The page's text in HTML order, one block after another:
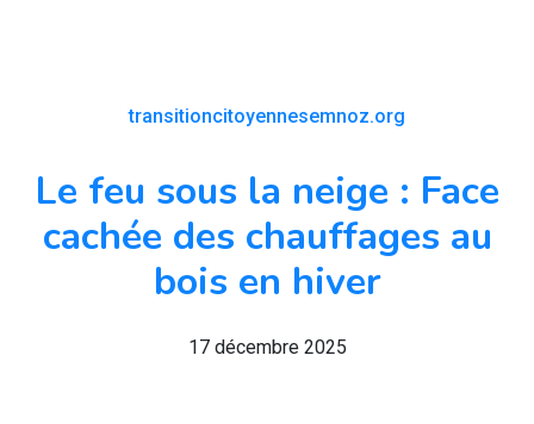
transitioncitoyennesemnoz.org
Le feu sous la neige : Face
cachée des chauffages au
bois en hiver
17 décembre 2025